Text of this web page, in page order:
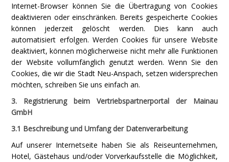
Internet-Browser können Sie die Übertragung von Cookies
deaktivieren oder einschränken. Bereits gespeicherte Cookies
können jederzeit gelöscht werden. Dies kann auch
automatisiert erfolgen. Werden Cookies für unsere Website
deaktiviert, können möglicherweise nicht mehr alle Funktionen
der Website vollumfänglich genutzt werden. Wenn Sie den
Cookies, die wir die Stadt Neu-Anspach, setzen widersprechen
möchten, schreiben Sie uns einfach an.
3. Registrierung beim Vertriebspartnerportal der Mainau
GmbH
3.1 Beschreibung und Umfang der Datenverarbeitung
Auf unserer Internetseite haben Sie als Reiseunternehmen,
Hotel, Gästehaus und/oder Vorverkaufsstelle die Möglichkeit,